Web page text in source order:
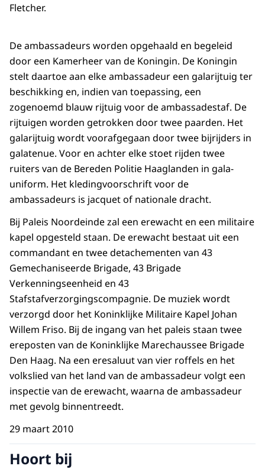
Fletcher.
De ambassadeurs worden opgehaald en begeleid
door een Kamerheer van de Koningin. De Koningin
stelt daartoe aan elke ambassadeur een galarijtuig ter
beschikking en, indien van toepassing, een
zogenoemd blauw rijtuig voor de ambassadestaf. De
rijtuigen worden getrokken door twee paarden. Het
galarijtuig wordt voorafgegaan door twee bijrijders in
galatenue. Voor en achter elke stoet rijden twee
ruiters van de Bereden Politie Haaglanden in gala-
uniform. Het kledingvoorschrift voor de
ambassadeurs is jacquet of nationale dracht.
Bij Paleis Noordeinde zal een erewacht en een militaire
kapel opgesteld staan. De erewacht bestaat uit een
commandant en twee detachementen van 43
Gemechaniseerde Brigade, 43 Brigade
Verkenningseenheid en 43
Stafstafverzorgingscompagnie. De muziek wordt
verzorgd door het Koninklijke Militaire Kapel Johan
Willem Friso. Bij de ingang van het paleis staan twee
ereposten van de Koninklijke Marechaussee Brigade
Den Haag. Na een eresaluut van vier roffels en het
volkslied van het land van de ambassadeur volgt een
inspectie van de erewacht, waarna de ambassadeur
met gevolg binnentreedt.
29 maart 2010
Hoort bij